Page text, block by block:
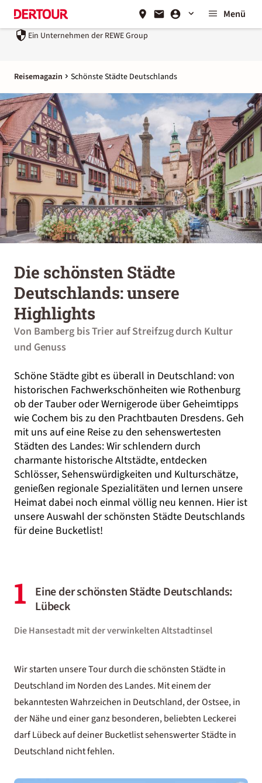
Menü
Ein Unternehmen der REWE Group
Reisemagazin Schönste Städte Deutschlands
Die schönsten Städte
Deutschlands: unsere
Highlights
Von Bamberg bis Trier auf Streifzug durch Kultur
und Genuss
Schöne Städte gibt es überall in Deutschland: von
historischen Fachwerkschönheiten wie Rothenburg
ob der Tauber oder Wernigerode über Geheimtipps
wie Cochem bis zu den Prachtbauten Dresdens. Geh
mit uns auf eine Reise zu den sehenswertesten
Städten des Landes: Wir schlendern durch
charmante historische Altstädte, entdecken
Schlösser, Sehenswürdigkeiten und Kulturschätze,
genießen regionale Spezialitäten und lernen unsere
Heimat dabei noch einmal völlig neu kennen. Hier ist
unsere Auswahl der schönsten Städte Deutschlands
für deine Bucketlist!
1
Eine der schönsten Städte Deutschlands:
Lübeck
Die Hansestadt mit der verwinkelten Altstadtinsel
Wir starten unsere Tour durch die schönsten Städte in
Deutschland im Norden des Landes. Mit einem der
bekanntesten Wahrzeichen in Deutschland, der Ostsee, in
der Nähe und einer ganz besonderen, beliebten Leckerei
darf Lübeck auf deiner Bucketlist sehenswerter Städte in
Deutschland nicht fehlen.